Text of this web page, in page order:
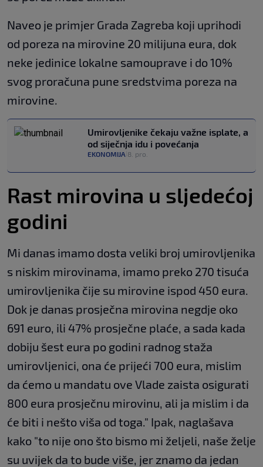
Naveo je primjer Grada Zagreba koji uprihodi
od poreza na mirovine 20 milijuna eura, dok
neke jedinice lokalne samouprave i do 10%
svog proračuna pune sredstvima poreza na
mirovine.
Umirovljenike čekaju važne isplate, a
od siječnja idu i povećanja
EKONOMIJA 8. pro.
Rast mirovina u sljedećoj
godini
Mi danas imamo dosta veliki broj umirovljenika
s niskim mirovinama, imamo preko 270 tisuća
umirovljenika čije su mirovine ispod 450 eura.
Dok je danas prosječna mirovina negdje oko
691 euro, ili 47% prosječne plaće, a sada kada
dobiju šest eura po godini radnog staža
umirovljenici, ona će prijeći 700 eura, mislim
da ćemo u mandatu ove Vlade zaista osigurati
800 eura prosječnu mirovinu, ali ja mislim i da
će biti i nešto viša od toga." Ipak, naglašava
kako "to nije ono što bismo mi željeli, naše želje
su uvijek da to bude više, jer znamo da jedan